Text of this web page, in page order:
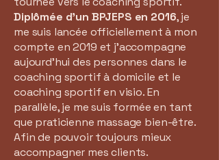
Diplômée d’un BPJEPS en 2016, je
me suis lancée officiellement à mon
compte en 2019 et j’accompagne
aujourd’hui des personnes dans le
coaching sportif à domicile et le
coaching sportif en visio. En
parallèle, je me suis formée en tant
que praticienne massage bien-être.
Afin de pouvoir toujours mieux
accompagner mes clients.